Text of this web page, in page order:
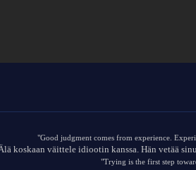
"Good judgment comes from experience.
koskaan väittele idiootin kanssa. Hän vetää
"Trying is the first step